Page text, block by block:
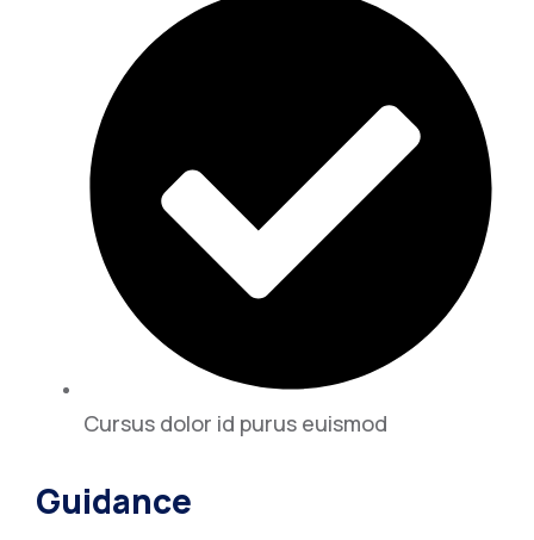
Cursus dolor id purus euismod
Guidance